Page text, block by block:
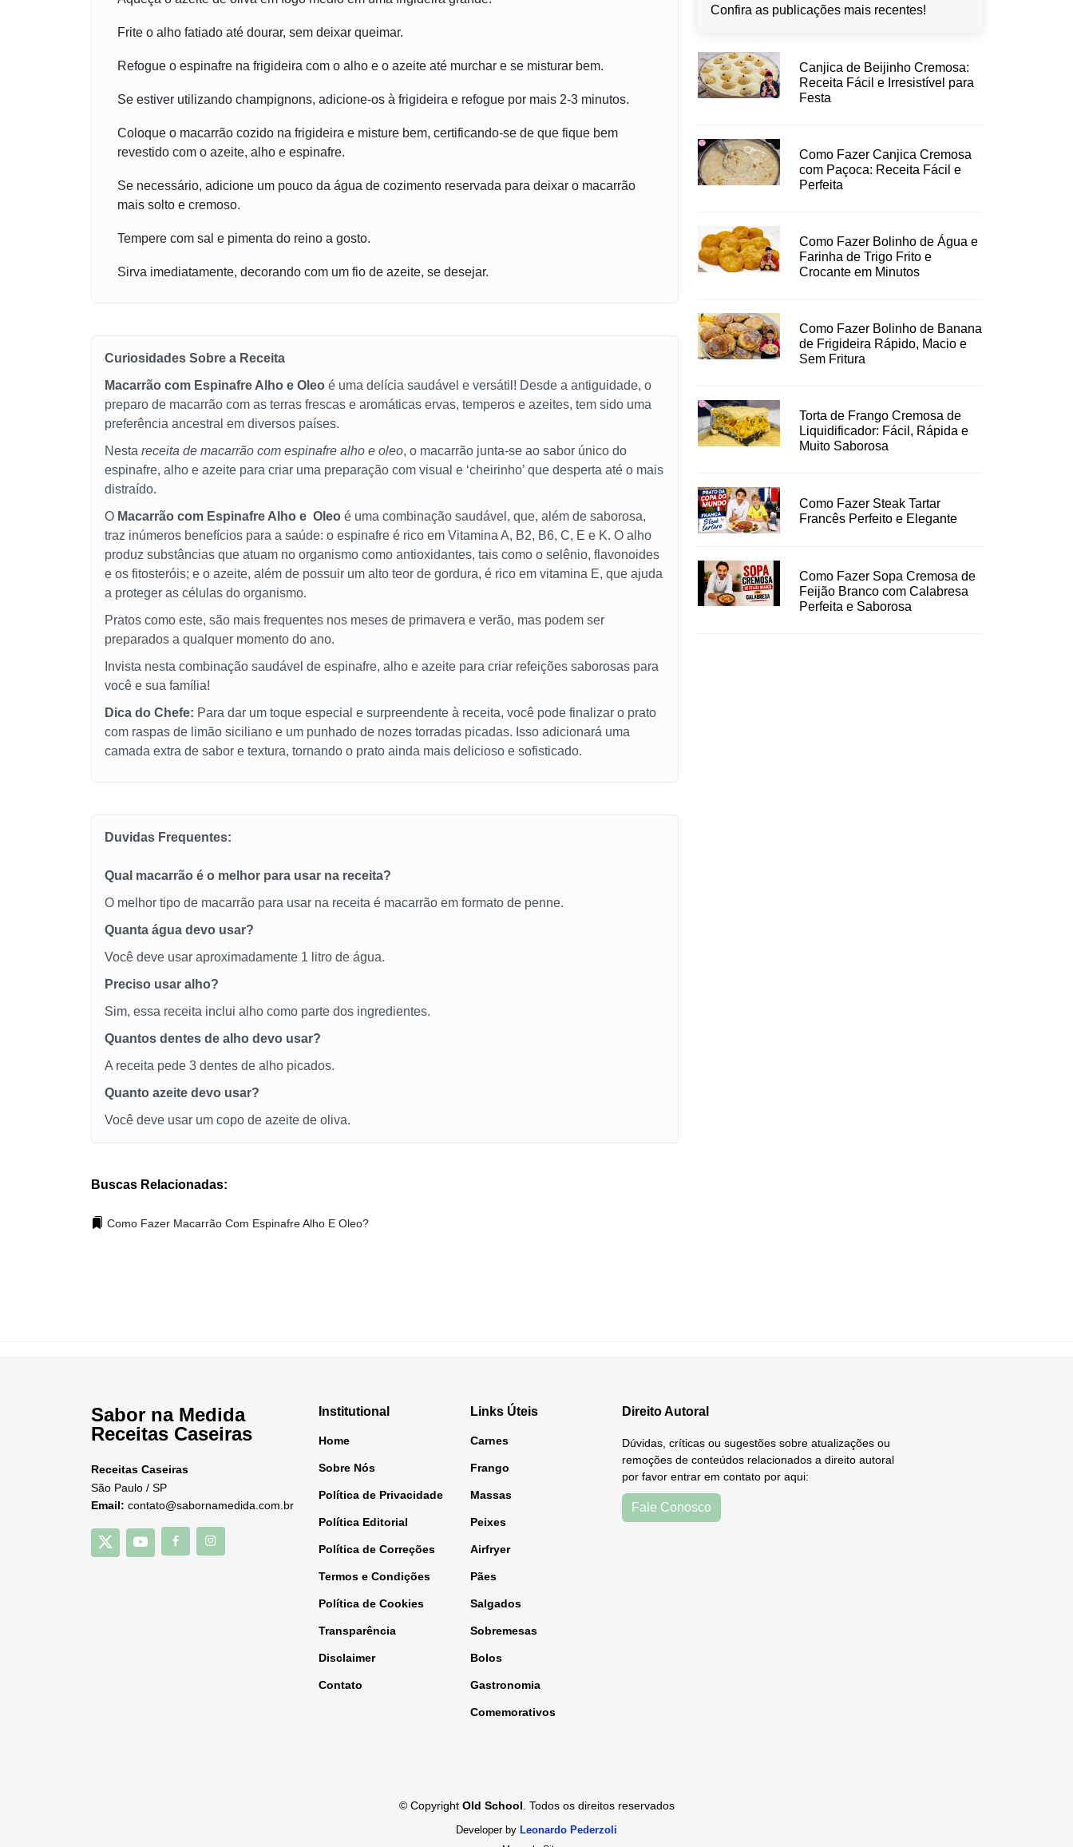
Frite o alho fatiado até dourar, sem deixar queimar.
Refogue o espinafre na frigideira com o alho e o azeite até murchar e se misturar bem.
Se estiver utilizando champignons, adicione-os à frigideira e refogue por mais 2-3 minutos.
Coloque o macarrão cozido na frigideira e misture bem, certificando-se de que fique bem
revestido com o azeite, alho e espinafre.
Se necessário, adicione um pouco da água de cozimento reservada para deixar o macarrão
mais solto e cremoso.
Tempere com sal e pimenta do reino a gosto.
Sirva imediatamente, decorando com um fio de azeite, se desejar.
Curiosidades Sobre a Receita
Macarrão com Espinafre Alho e Oleo é uma delícia saudável e versátil! Desde a antiguidade, o
preparo de macarrão com as terras frescas e aromáticas ervas, temperos e azeites, tem sido uma
preferência ancestral em diversos países.
Nesta receita de macarrão com espinafre alho e oleo, o macarrão junta-se ao sabor único do
espinafre, alho e azeite para criar uma preparação com visual e ‘cheirinho’ que desperta até o mais
distraído.
O Macarrão com Espinafre Alho e Oleo é uma combinação saudável, que, além de saborosa,
traz inúmeros benefícios para a saúde: o espinafre é rico em Vitamina A, B2, B6, C, E e K. O alho
produz substâncias que atuam no organismo como antioxidantes, tais como o selênio, flavonoides
e os fitosteróis; e o azeite, além de possuir um alto teor de gordura, é rico em vitamina E, que ajuda
a proteger as células do organismo.
Pratos como este, são mais frequentes nos meses de primavera e verão, mas podem ser
preparados a qualquer momento do ano.
Invista nesta combinação saudável de espinafre, alho e azeite para criar refeições saborosas para
você e sua família!
Dica do Chefe: Para dar um toque especial e surpreendente à receita, você pode finalizar o prato
com raspas de limão siciliano e um punhado de nozes torradas picadas. Isso adicionará uma
camada extra de sabor e textura, tornando o prato ainda mais delicioso e sofisticado.
Duvidas Frequentes:
Qual macarrão é o melhor para usar na receita?
O melhor tipo de macarrão para usar na receita é macarrão em formato de penne.
Quanta água devo usar?
Você deve usar aproximadamente 1 litro de água.
Preciso usar alho?
Sim, essa receita inclui alho como parte dos ingredientes.
Quantos dentes de alho devo usar?
A receita pede 3 dentes de alho picados.
Quanto azeite devo usar?
Você deve usar um copo de azeite de oliva.
Buscas Relacionadas:
Como Fazer Macarrão Com Espinafre Alho E Oleo?
Confira as publicações mais recentes!
Canjica de Beijinho Cremosa:
Receita Fácil e Irresistível para
Festa
Como Fazer Canjica Cremosa
com Paçoca: Receita Fácil e
Perfeita
Como Fazer Bolinho de Água e
Farinha de Trigo Frito e
Crocante em Minutos
Como Fazer Bolinho de Banana
de Frigideira Rápido, Macio e
Sem Fritura
Torta de Frango Cremosa de
Liquidificador: Fácil, Rápida e
Muito Saborosa
Como Fazer Steak Tartar
Francês Perfeito e Elegante
Como Fazer Sopa Cremosa de
Feijão Branco com Calabresa
Perfeita e Saborosa
Sabor na Medida
Receitas Caseiras
Receitas Caseiras
São Paulo / SP
Email: contato@sabornamedida.com.br
Institutional
Home
Sobre Nós
Política de Privacidade
Política Editorial
Política de Correções
Termos e Condições
Política de Cookies
Transparência
Disclaimer
Contato
Links Úteis
Carnes
Frango
Massas
Peixes
Airfryer
Pães
Salgados
Sobremesas
Bolos
Gastronomia
Comemorativos
Direito Autoral
Dúvidas, críticas ou sugestões sobre atualizações ou
remoções de conteúdos relacionados a direito autoral
por favor entrar em contato por aqui:
Fale Conosco
© Copyright Old School. Todos os direitos reservados
Developer by Leonardo Pederzoli